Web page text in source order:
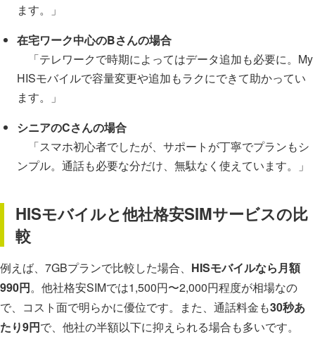
ます。」
在宅ワーク中心のBさんの場合
「テレワークで時期によってはデータ追加も必要に。My
HISモバイルで容量変更や追加もラクにできて助かってい
ます。」
シニアのCさんの場合
「スマホ初心者でしたが、サポートが丁寧でプランもシ
ンプル。通話も必要な分だけ、無駄なく使えています。」
HISモバイルと他社格安SIMサービスの比
較
例えば、7GBプランで比較した場合、 HISモバイルなら月額
990円。他社格安SIMでは1,500円〜2,000円程度が相場なの
で、コスト面で明らかに優位です。また、通話料金も30秒あ
たり9円で、他社の半額以下に抑えられる場合も多いです。